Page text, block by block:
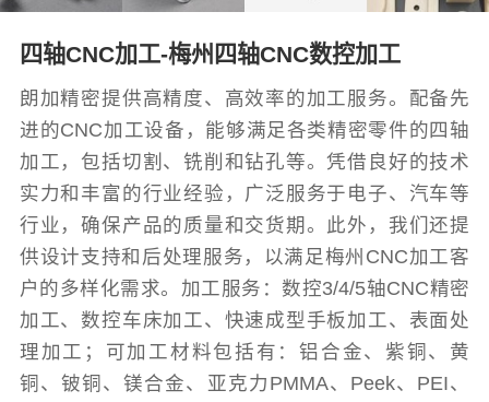
四轴CNC加工-梅州四轴CNC数控加工
朗加精密提供高精度、高效率的加工服务。配备先
进的CNC加工设备，能够满足各类精密零件的四轴
加工，包括切割、铣削和钻孔等。凭借良好的技术
实力和丰富的行业经验，广泛服务于电子、汽车等
行业，确保产品的质量和交货期。此外，我们还提
供设计支持和后处理服务，以满足梅州CNC加工客
户的多样化需求。加工服务：数控3/4/5轴CNC精密
加工、数控车床加工、快速成型手板加工、表面处
理加工；可加工材料包括有：铝合金、紫铜、黄
铜、铍铜、镁合金、亚克力PMMA、Peek、PEI、